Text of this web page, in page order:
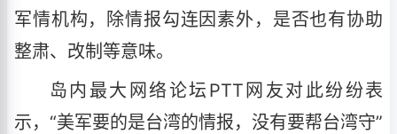
军情机构，除情报勾连因素外，是否也有协助
整肃、改制等意味。
岛内最大网络论坛PTT网友对此纷纷表
示，“美军要的是台湾的情报，没有要帮台湾守”